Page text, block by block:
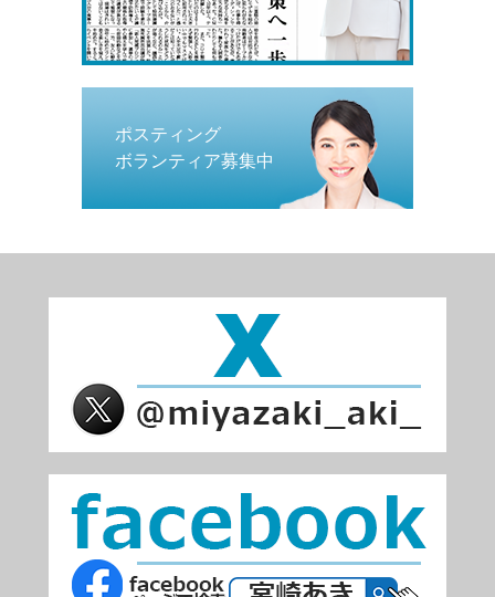
ポスティング
ボランティア募集中